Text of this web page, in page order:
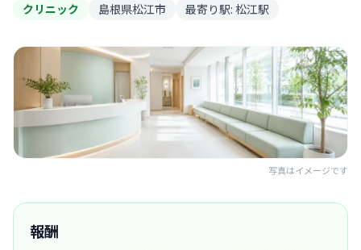
クリニック 島根県松江市 最寄り駅: 松江駅
写真はイメージです
報酬